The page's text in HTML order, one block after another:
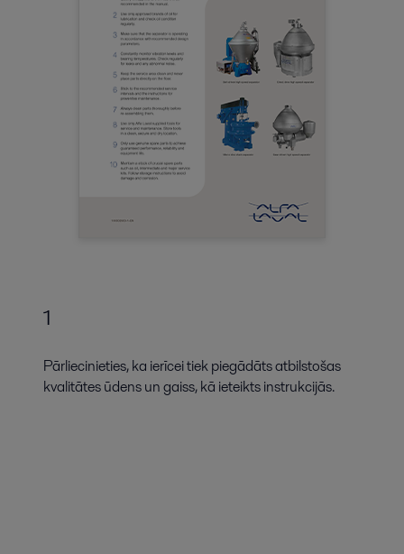
1
Pārliecinieties, ka ierīcei tiek piegādāts atbilstošas
kvalitātes ūdens un gaiss, kā ieteikts instrukcijās.